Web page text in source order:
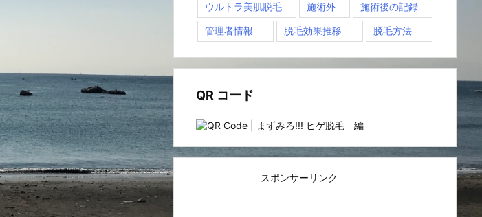
ウルトラ美肌脱毛 施術外 施術後の記録
管理者情報 脱毛効果推移 脱毛方法
QR コード
スポンサーリンク